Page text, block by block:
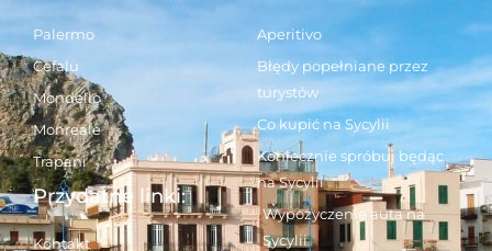
Palermo
Cefalu
Mondello
Monreale
Trapani
Aperitivo
Błędy popełniane przez
turystów
Co kupić na Sycylii
Koniecznie spróbuj będąc
na Sycylii
Wypożyczenie auta na
Sycylii
Przydatne linki:
Kontakt